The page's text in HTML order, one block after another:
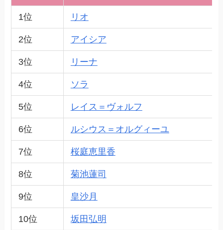
1位 リオ
2位 アイシア
3位 リーナ
4位 ソラ
5位 レイス＝ヴォルフ
6位 ルシウス＝オルグィーユ
7位 桜庭恵里香
8位 菊池蓮司
9位 皇沙月
10位 坂田弘明